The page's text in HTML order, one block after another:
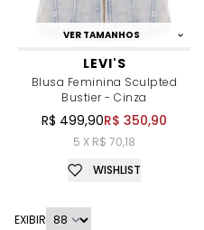
VER TAMANHOS
LEVI'S
Blusa Feminina Sculpted
Bustier - Cinza
R$ 499,90R$ 350,90
5 X R$ 70,18
WISHLIST
EXIBIR